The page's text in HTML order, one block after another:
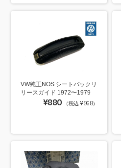
VW純正NOS シートバックリ
リースガイド 1972〜1979
¥880 （税込 ¥968）